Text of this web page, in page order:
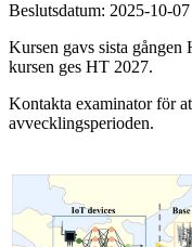
Beslutsdatum: 2025-10-07
Kursen gavs sista
kursen ges HT 2027.
Kontakta examinator för
avvecklingsperioden.